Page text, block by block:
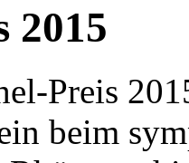
2015
Preis
beim